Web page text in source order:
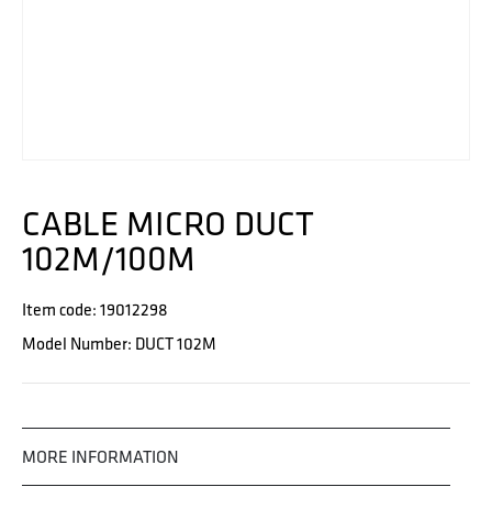
CABLE MICRO DUCT
102M/100M
Item code: 19012298
Model Number: DUCT 102M
MORE INFORMATION